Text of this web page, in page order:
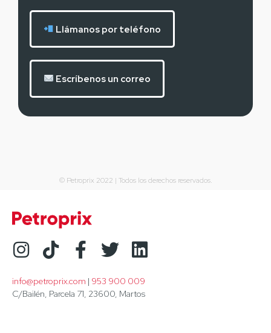
Llámanos por teléfono
Escríbenos un correo
© Petroprix 2022 | Todos los derechos reservados.
info@petroprix.com | 953 900 009
C/Bailén, Parcela 71, 23600, Martos